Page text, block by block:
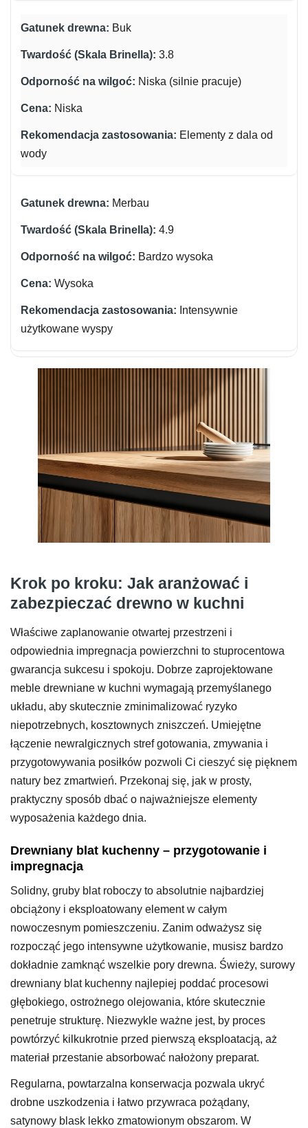
Buk
3.8
Niska (silnie pracuje)
Niska
Elementy z dala od
wody
Merbau
4.9
Bardzo wysoka
Wysoka
Intensywnie
użytkowane wyspy
Krok po kroku: Jak aranżować i
zabezpieczać drewno w kuchni
Właściwe zaplanowanie otwartej przestrzeni i
odpowiednia impregnacja powierzchni to stuprocentowa
gwarancja sukcesu i spokoju. Dobrze zaprojektowane
meble drewniane w kuchni wymagają przemyślanego
układu, aby skutecznie zminimalizować ryzyko
niepotrzebnych, kosztownych zniszczeń. Umiejętne
łączenie newralgicznych stref gotowania, zmywania i
przygotowywania posiłków pozwoli Ci cieszyć się pięknem
natury bez zmartwień. Przekonaj się, jak w prosty,
praktyczny sposób dbać o najważniejsze elementy
wyposażenia każdego dnia.
Drewniany blat kuchenny – przygotowanie i
impregnacja
Solidny, gruby blat roboczy to absolutnie najbardziej
obciążony i eksploatowany element w całym
nowoczesnym pomieszczeniu. Zanim odważysz się
rozpocząć jego intensywne użytkowanie, musisz bardzo
dokładnie zamknąć wszelkie pory drewna. Świeży, surowy
drewniany blat kuchenny najlepiej poddać procesowi
głębokiego, ostrożnego olejowania, które skutecznie
penetruje strukturę. Niezwykle ważne jest, by proces
powtórzyć kilkukrotnie przed pierwszą eksploatacją, aż
materiał przestanie absorbować nałożony preparat.
Regularna, powtarzalna konserwacja pozwala ukryć
drobne uszkodzenia i łatwo przywraca pożądany,
satynowy blask lekko zmatowionym obszarom. W